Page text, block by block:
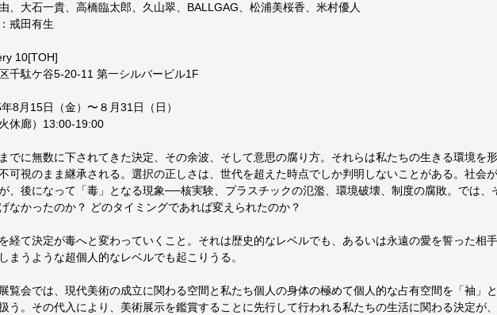
、大石一貴、高橋臨太郎、久山翠、BALLGAG、松浦美桜香、米村優人
戒田有生
10[TOH]
千駄ケ谷5-20-11 第一シルバービル1F
8月15日（金）〜８月31日（日）
火休廊）13:00-19:00
でに無数に下されてきた決定、その余波、そして意思の腐り方。それらは私たちの生きる環境を
可視のまま継承される。選択の正しさは、世代を超えた時点でしか判明しないことがある。社会
、後になって「毒」となる現象──核実験、プラスチックの氾濫、環境破壊、制度の腐敗。では、
なかったのか？ どのタイミングであれば変えられたのか？
経て決定が毒へと変わっていくこと。それは歴史的なレベルでも、あるいは永遠の愛を誓った相
まうような超個人的なレベルでも起こりうる。
覧会では、現代美術の成立に関わる空間と私たち個人の身体の極めて個人的な占有空間を「袖」
う。その代入により、美術展示を鑑賞することに先行して行われる私たちの生活に関わる決定が